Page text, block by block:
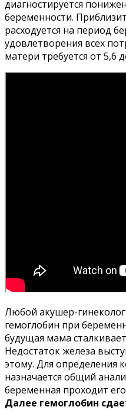
диагностируется
беременности.
расходуется на период
удовлетворения всех
матери требуется от 5,6
Любой акушер-
гемоглобин при
будущая мама
Недостаток железа
этому. Для определения
назначается общий
беременная проходит
Далее гемоглобин